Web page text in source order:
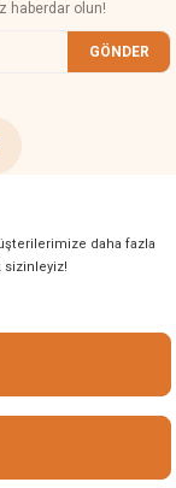
haberdar olun!
GÖNDER
daha fazla
sizinleyiz!